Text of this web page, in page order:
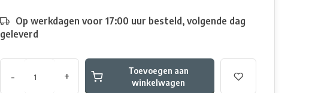
Op werkdagen voor 17:00 uur besteld, volgende dag
geleverd
- +
Toevoegen aan
winkelwagen